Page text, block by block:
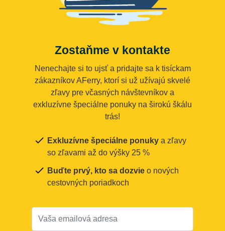
Zostaňme v kontakte
Nenechajte si to ujsť a pridajte sa k tisíckam
zákazníkov AFerry, ktorí si už užívajú skvelé
zľavy pre včasných návštevníkov a
exkluzívne špeciálne ponuky na širokú škálu
trás!
Exkluzívne špeciálne ponuky a zľavy
so zľavami až do výšky 25 %
Buďte prvý, kto sa dozvie o nových
cestovných poriadkoch